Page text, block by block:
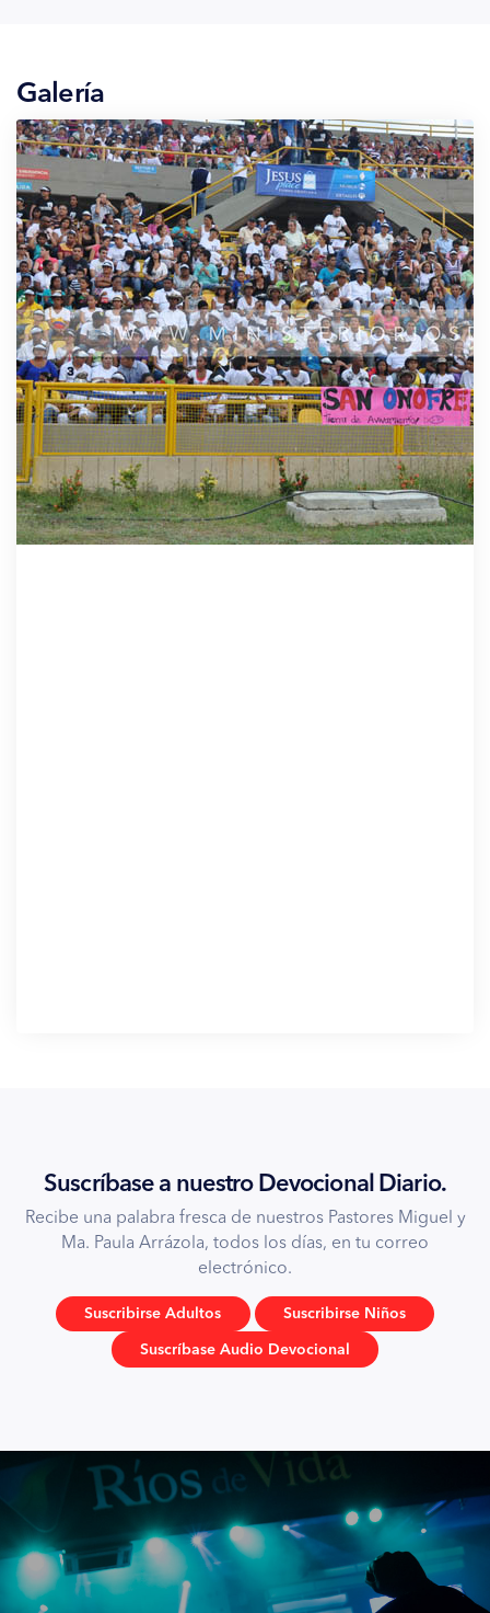
Galería
Suscríbase a nuestro Devocional Diario.
Recibe una palabra fresca de nuestros Pastores Miguel y
Ma. Paula Arrázola, todos los días, en tu correo
electrónico.
Suscribirse Adultos Suscribirse Niños
Suscríbase Audio Devocional